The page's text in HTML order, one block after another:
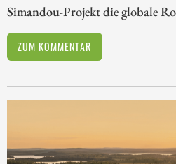
Simandou-Projekt die globale
ZUM KOMMENTAR